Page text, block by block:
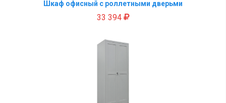
Шкаф офисный с роллетными дверьми
33 394